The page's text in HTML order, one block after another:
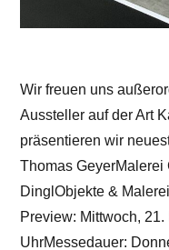
Wir freuen uns
Aussteller auf der Art
präsentieren wir
Thomas
DinglObjekte &
Preview: Mittwoch,
UhrMessedauer: